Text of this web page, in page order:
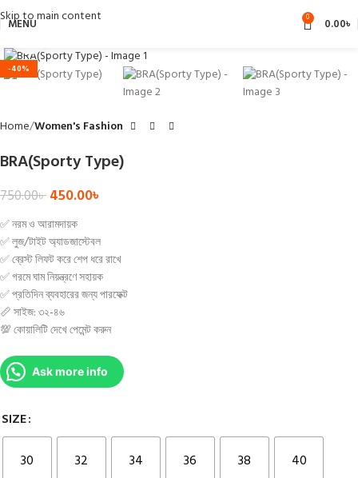
Skip to main content
MENU 0 0.00৳
-40%
Home Women's Fashion
BRA(Sporty Type)
750.00৳450.00৳
✅ নরম ও আরামদায়ক
✅ লুজ/টাইট অ্যাডজাস্টেবল
✅ ব্রেস্ট লিফট করে শেপ ধরে রাখে
✅ গরমে ঘাম নিয়ন্ত্রণে সহায়ক
✅ প্রতিদিন ব্যবহারের জন্য পারফেক্ট
📏 সাইজ: ৩২-৪৬
💯 কোয়ালিটি দেখে পেমেন্ট করুন
Ask more info
SIZE
30
32 34 36 38 40